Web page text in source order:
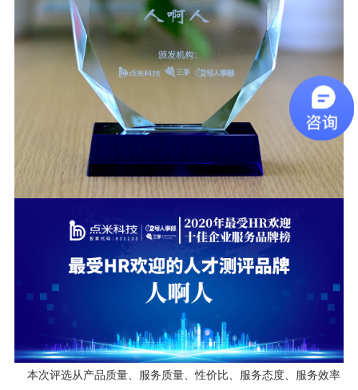
本次评选从产品质量、服务质量、性价比、服务态度、服务效率